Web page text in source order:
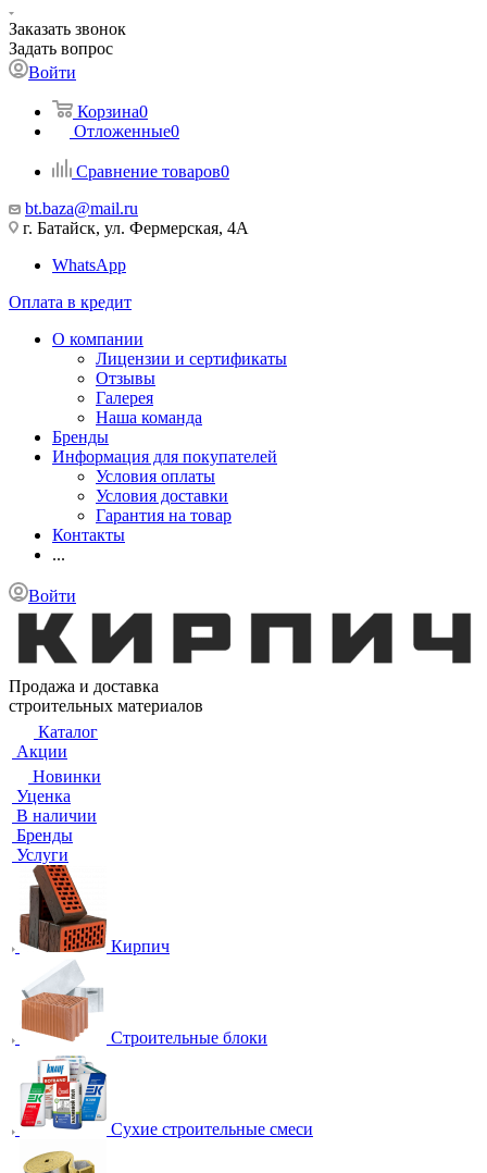
Заказать звонок
Задать вопрос
Войти
Корзина0
Отложенные0
Сравнение товаров0
bt.baza@mail.ru
г. Батайск, ул. Фермерская, 4А
WhatsApp
Оплата в кредит
О компании
Лицензии и сертификаты
Отзывы
Галерея
Наша команда
Бренды
Информация для покупателей
Условия оплаты
Условия доставки
Гарантия на товар
Контакты
...
Войти
Продажа и доставка
строительных материалов
Каталог
Акции
Новинки
Уценка
В наличии
Бренды
Услуги
Кирпич
Строительные блоки
Сухие строительные смеси